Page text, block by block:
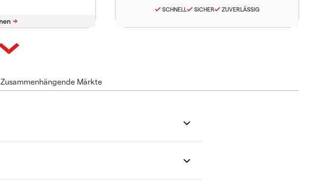
SCHNELL SICHER ZUVERLÄSSIG
Zusammenhängende Märkte